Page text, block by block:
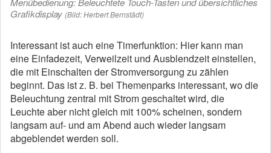
Grafikdisplay (Bild: Herbert Bernstädt)
Interessant ist auch eine Timerfunktion: Hier kann man
eine Einfadezeit, Verweilzeit und Ausblendzeit einstellen,
die mit Einschalten der Stromversorgung zu zählen
beginnt. Das ist z. B. bei Themenparks interessant, wo die
Beleuchtung zentral mit Strom geschaltet wird, die
Leuchte aber nicht gleich mit 100% scheinen, sondern
langsam auf- und am Abend auch wieder langsam
abgeblendet werden soll.